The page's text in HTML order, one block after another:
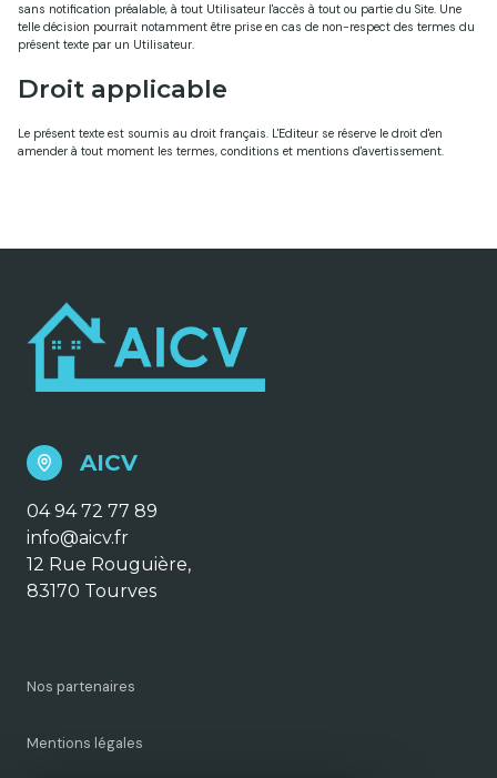
sans notification préalable, à tout Utilisateur l'accès à tout ou partie du Site. Une
telle décision pourrait notamment être prise en cas de non-respect des termes du
présent texte par un Utilisateur.
Droit applicable
Le présent texte est soumis au droit français. L'Editeur se réserve le droit d'en
amender à tout moment les termes, conditions et mentions d'avertissement.
AICV
04 94 72 77 89
info@aicv.fr
12 Rue Rouguière,
83170 Tourves
Nos partenaires
Mentions légales